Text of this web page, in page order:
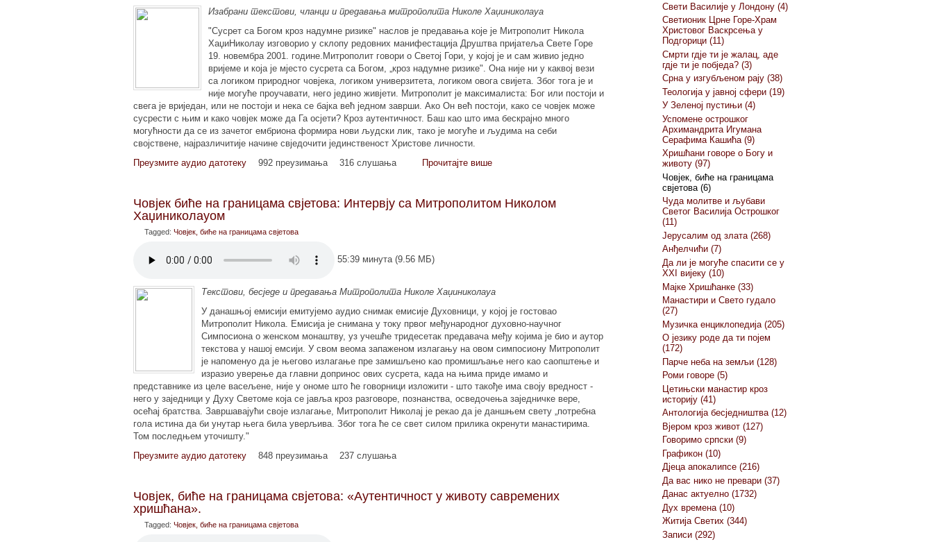
Изабрани текстови, чланци и предавања митрополита Николе Хаџиниколауа
"Сусрет са Богом кроз надумне ризике" наслов је предавања које је Митрополит Никола
ХаџиНиколау изговорио у склопу редовних манифестација Друштва пријатеља Свете Горе
19. новембра 2001. године.Митрополит говори о Светој Гори, у којој је и сам живио једно
вријеме и која је мјесто сусрета са Богом, „кроз надумне ризике". Она није ни у каквој вези
са логиком природног човјека, логиком универзитета, логиком овога свијета. Због тога је и
није могуће проучавати, него једино живјети. Митрополит је максималиста: Бог или постоји и
свега је вриједан, или не постоји и нека се бајка већ једном заврши. Ако Он већ постоји, како се човјек може
сусрести с њим и како човјек може да Га осјети? Кроз аутентичност. Баш као што има бескрајно много
могућности да се из зачетог ембриона формира нови људски лик, тако је могуће и људима на себи
својствене, најразличитије начине свједочити јединственост Христове личности.
Преузмите аудио датотеку
992 преузимања 316 слушања Прочитајте више
Човјек биће на границама свјетова: Интервју са Митрополитом Николом
Хаџиниколауом
Tagged: Човјек, биће на границама свјетова
55:39 минута (9.56 МБ)
Tекстови, бесједе и предавања Митрополита Николе Хаџиниколауа
У данашњој емисији емитујемо аудио снимак емисије Духовници, у којој је гостовао
Митрополит Никола. Емисија је снимана у току првог међународног духовно-научног
Симпосиона о женском монаштву, уз учешће тридесетак предавача међу којима је био и аутор
текстова у нашој емсији. У свом веома запаженом излагању на овом симпосиону Митрополит
је напоменуо да је његово излагање пре замишљено као промишљање него као саопштење и
изразио уверење да главни допринос ових сусрета, када на њима приде имамо и
представнике из целе васељене, није у ономе што ће говорници изложити - што такође има своју вредност -
него у заједници у Духу Светоме која се јавља кроз разговоре, познанства, осведочења заједничке вере,
осећај братства. Завршавајући своје излагање, Митрополит Николај је рекао да је даншњем свету „потребна
гола истина да би унутар њега била уверљива. Због тога ће се свет силом прилика окренути манастирима.
Том последњем уточишту."
Преузмите аудио датотеку
848 преузимања 237 слушања
Човјек, биће на границама свјетова: «Аутентичност у животу савремених
хришћана».
Tagged: Човјек, биће на границама свјетова
Свети Василије у Лондону (4)
Светионик Црне Горе-Храм
Христовог Васкрсења у
Подгорици (11)
Смрти гдје ти је жалац, аде
гдје ти је побједа? (3)
Срна у изгубљеном рају (38)
Теологија у јавној сфери (19)
У Зеленој пустињи (4)
Успомене острошког
Архимандрита Игумана
Серафима Кашића (9)
Хришћани говоре о Богу и
животу (97)
Човјек, биће на границама
свјетова (6)
Чуда молитве и љубави
Светог Василија Острошког
(11)
Јерусалим од злата (268)
Анђелчићи (7)
Да ли је могуће спасити се у
XXI вијеку (10)
Мајке Хришћанке (33)
Манастири и Свето гудало
(27)
Музичка енциклопедија (205)
О језику роде да ти појем
(172)
Парче неба на земљи (128)
Роми говоре (5)
Цетињски манастир кроз
историју (41)
Антологија бесједништва (12)
Вјером кроз живот (127)
Говоримо српски (9)
Графикон (10)
Дјеца апокалипсе (216)
Да вас нико не превари (37)
Данас актуелно (1732)
Дух времена (10)
Житија Светих (344)
Записи (292)